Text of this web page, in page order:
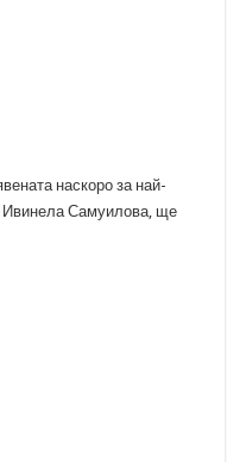
наскоро за най-
Ивинела Самуилова, ще